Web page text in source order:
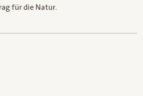
für die Natur.